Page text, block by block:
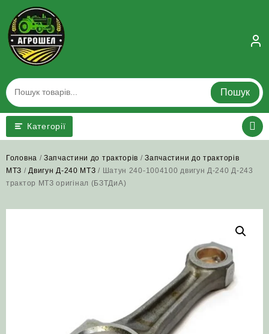
content
Пошук
Категорії
Головна /Запчастини до тракторів /Запчастини до тракторів
МТЗ / Двигун Д-240 МТЗ / Шатун 240-1004100 двигун Д-240 Д-243
трактор МТЗ оригінал (БЗТДиА)